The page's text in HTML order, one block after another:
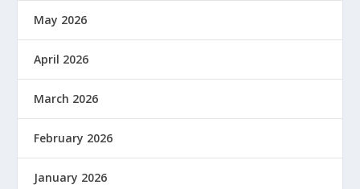
May 2026
April 2026
March 2026
February 2026
January 2026